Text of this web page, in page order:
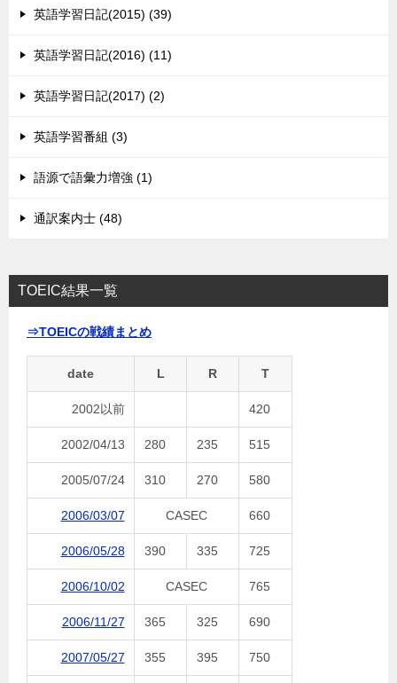
英語学習日記(2015) (39)
英語学習日記(2016) (11)
英語学習日記(2017) (2)
英語学習番組 (3)
語源で語彙力増強 (1)
通訳案内士 (48)
TOEIC結果一覧
⇒TOEICの戦績まとめ
date L R T
2002以前 420
2002/04/13 280 235 515
2005/07/24 310 270 580
2006/03/07 CASEC 660
2006/05/28 390 335 725
2006/10/02 CASEC 765
2006/11/27 365 325 690
2007/05/27 355 395 750